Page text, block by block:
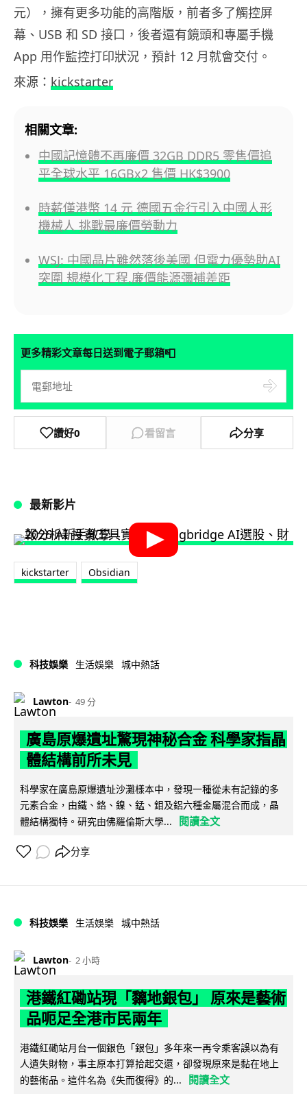
元），擁有更多功能的高階版，前者多了觸控屏
幕、USB 和 SD 接口，後者還有鏡頭和專屬手機
App 用作監控打印狀況，預計 12 月就會交付。
來源： kickstarter
相關文章:
中國記憶體不再廉價 32GB DDR5 零售價追
平全球水平 16GBx2 售價 HK$3900
時薪僅港幣 14 元 德國五金行引入中國人形
機械人 挑戰最廉價勞動力
WSJ: 中國晶片雖然落後美國 但電力優勢助AI
突圍 規模化工程,廉價能源彌補差距
更多精彩文章每日送到電子郵箱📮
讚好0 看留言 分享
最新影片
kickstarter Obsidian
科技娛樂 生活娛樂 城中熱話
Lawton 49 分
廣島原爆遺址驚現神秘合金 科學家指晶
體結構前所未見
科學家在廣島原爆遺址沙灘樣本中，發現一種從未有記錄的多
元素合金，由鐵、鉻、鎳、錳、鉬及鋁六種金屬混合而成，晶
體結構獨特。研究由佛羅倫斯大學...
閱讀全文
分享
科技娛樂 生活娛樂 城中熱話
Lawton 2 小時
港鐵紅磡站現「黐地銀包」 原來是藝術
品呃足全港市民兩年
港鐵紅磡站月台一個銀色「銀包」多年來一再令乘客誤以為有
人遺失財物，事主原本打算拾起交還，卻發現原來是黏在地上
的藝術品。這件名為《失而復得》的...
閱讀全文